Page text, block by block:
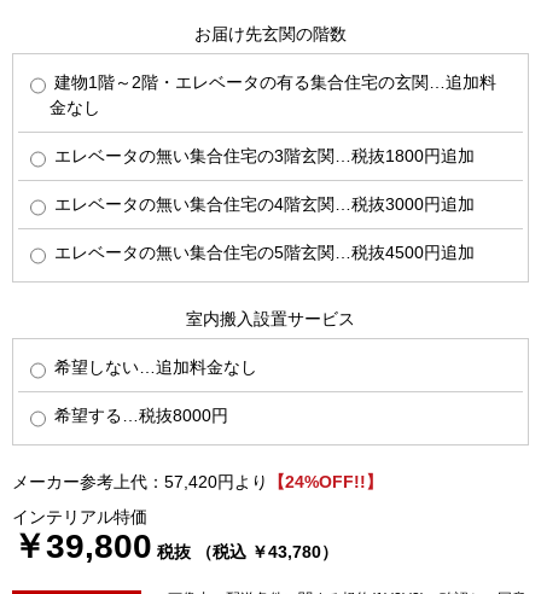
お届け先玄関の階数
建物1階～2階・エレベータの有る集合住宅の玄関…追加料
金なし
エレベータの無い集合住宅の3階玄関…税抜1800円追加
エレベータの無い集合住宅の4階玄関…税抜3000円追加
エレベータの無い集合住宅の5階玄関…税抜4500円追加
室内搬入設置サービス
希望しない…追加料金なし
希望する…税抜8000円
メーカー参考上代：57,420円より
【24%OFF!!】
インテリアル特価
￥39,800 税抜 （税込 ￥43,780）